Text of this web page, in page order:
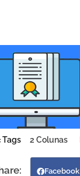
Tags 2 Colunas
Facebook